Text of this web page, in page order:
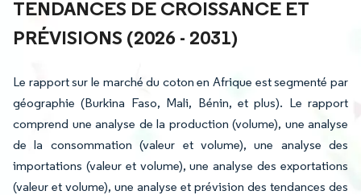
TENDANCES DE CROISSANCE ET
PRÉVISIONS (2026 - 2031)
Le rapport sur le marché du coton en Afrique est segmenté par
géographie (Burkina Faso, Mali, Bénin, et plus). Le rapport
comprend une analyse de la production (volume), une analyse
de la consommation (valeur et volume), une analyse des
importations (valeur et volume), une analyse des exportations
(valeur et volume), une analyse et prévision des tendances des